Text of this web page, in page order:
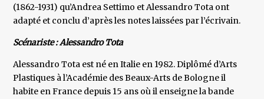
(1862-1931) qu’Andrea Settimo et Alessandro Tota ont
adapté et conclu d’après les notes laissées par l’écrivain.
Scénariste : Alessandro Tota
Alessandro Tota est né en Italie en 1982. Diplômé d’Arts
Plastiques à l’Académie des Beaux-Arts de Bologne il
habite en France depuis 15 ans où il enseigne la bande